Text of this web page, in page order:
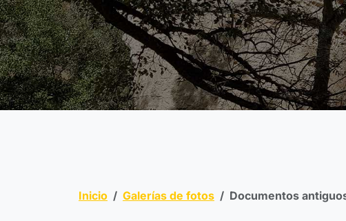
Inicio Galerías de fotos Documentos